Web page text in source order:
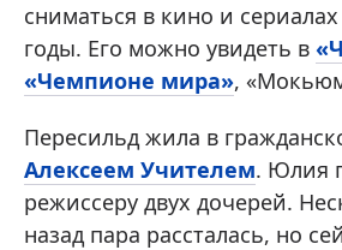
сниматься в кино и
годы. Его можно увидеть в
«Чемпионе мира»,
Пересильд жила в
Алексеем Учителем. Юлия
режиссеру двух дочерей.
назад пара рассталась, но